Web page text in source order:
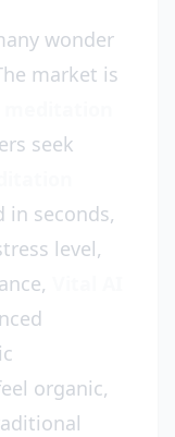
wonder
market is
seek
in seconds,
level,
organic,